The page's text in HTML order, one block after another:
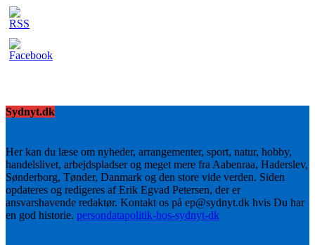
Sydnyt.dk
Her kan du læse om nyheder, arrangementer, sport, natur, hobby,
handelslivet, arbejdspladser og meget mere fra Aabenraa, Haderslev,
Sønderborg, Tønder, Danmark og den store vide verden. Siden
opdateres og redigeres af Erik Egvad Petersen, der er
ansvarshavende redaktør. Kontakt os på ep@sydnyt.dk hvis Du har
en god historie. persondatapolitik-hos-sydnyt-dk